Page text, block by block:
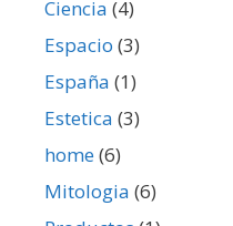
Ciencia (4)
Espacio (3)
España (1)
Estetica (3)
home(6)
Mitologia (6)